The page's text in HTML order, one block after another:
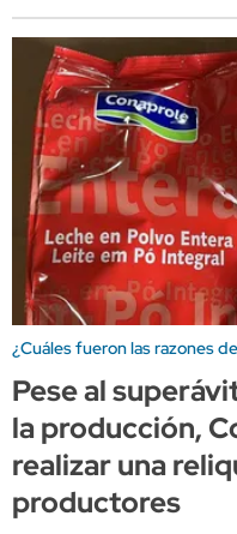
¿Cuáles fueron las razones
Pese al
la producción,
realizar una
productores